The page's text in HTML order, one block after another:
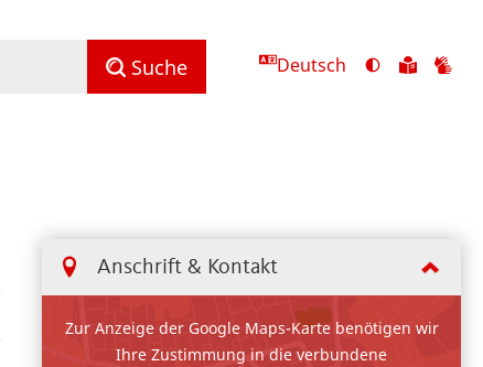
Suche Deutsch
Ansicht
Zu
Anschrift & Kontakt
Zur Anzeige der Google Maps-Karte benötigen wir
Ihre Zustimmung in die verbundene